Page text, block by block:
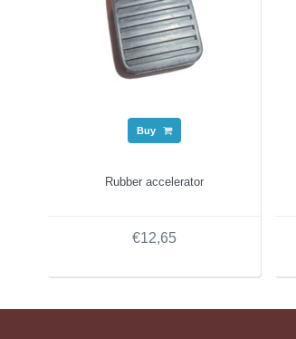
Buy
Rubber accelerator
€12,65